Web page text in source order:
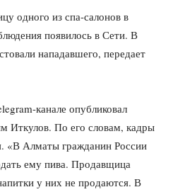
одного из спа-салонов в
появилось в Сети. В
нападавшего, передает
канале опубликовал
Иткулов. По его словам, кадры
«В Алматы гражданин России
ему пива. Продавщица
у них не продаются. В